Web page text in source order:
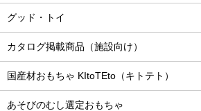
グッド・トイ
カタログ掲載商品（施設向け）
国産材おもちゃ KItoTEto（キトテト）
あそびのむし選定おもちゃ